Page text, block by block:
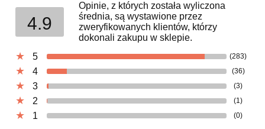
4.9
Opinie, z których została wyliczona
średnia, są wystawione przez
zweryfikowanych klientów, którzy
dokonali zakupu w sklepie.
5
(283)
4 (36)
3 (3)
2 (1)
1 (0)